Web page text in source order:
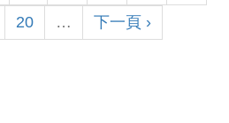
20 …
下一頁 ›